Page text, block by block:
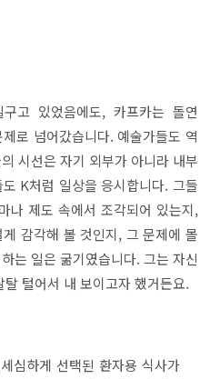
고 있었음에도, 카프카는 돌연
로 넘어갔습니다. 예술가들도 역
시선은 자기 외부가 아니라 내부
K처럼 일상을 응시합니다. 그들
나 제도 속에서 조각되어 있는지,
감각해 볼 것인지, 그 문제에 몰
는 일은 굶기였습니다. 그는 자신
털어서 내 보이고자 했거든요.
심하게 선택된 환자용 식사가